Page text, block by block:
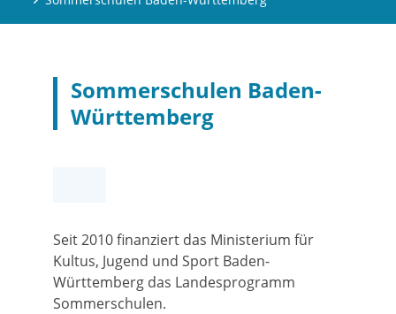
Sommerschulen Baden-
Württemberg
Seit 2010 finanziert das Ministerium für
Kultus, Jugend und Sport Baden-
Württemberg das Landesprogramm
Sommerschulen.